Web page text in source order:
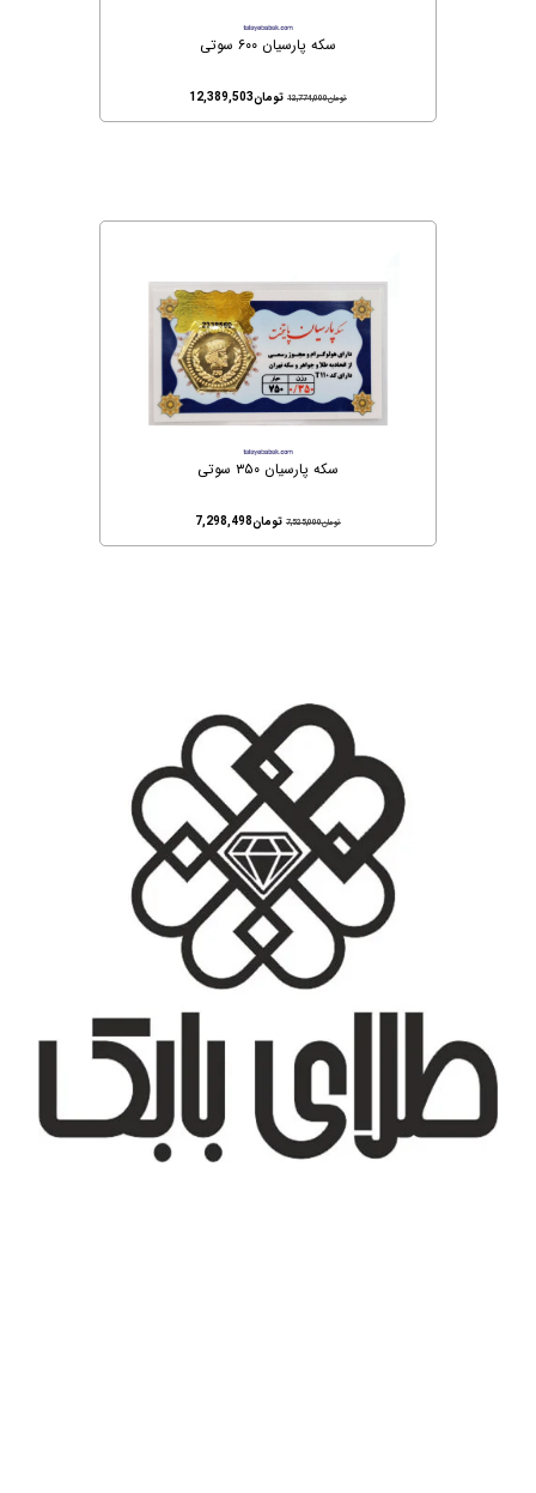
سکه پارسیان ۶۰۰ سوتی
تومان12,774,000 تومان12,389,503
سکه پارسیان ۳۵۰ سوتی
تومان7,525,000 تومان7,298,498